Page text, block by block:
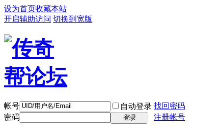
设为首页收藏本站
开启辅助访问 切换到宽版
帐号 自动登录 找回密码
密码
登录 注册帐号